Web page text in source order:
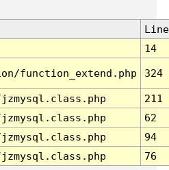
Line
14
function_extend.php 324
211
62
94
76